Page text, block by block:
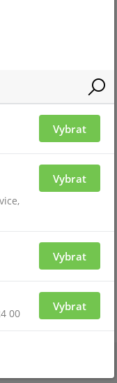
přihlášený
Vybrat
Vybrat
Vybrat
00
Vybrat